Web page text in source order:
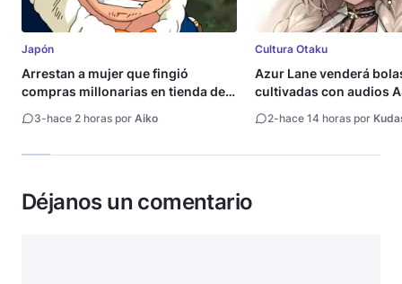
Japón
Arrestan a mujer que fingió
compras millonarias en tienda de
3-hace 2 horas por Aiko
Cultura Otaku
Azur Lane venderá
cultivadas con audios
2-hace 14 horas por
Déjanos un comentario